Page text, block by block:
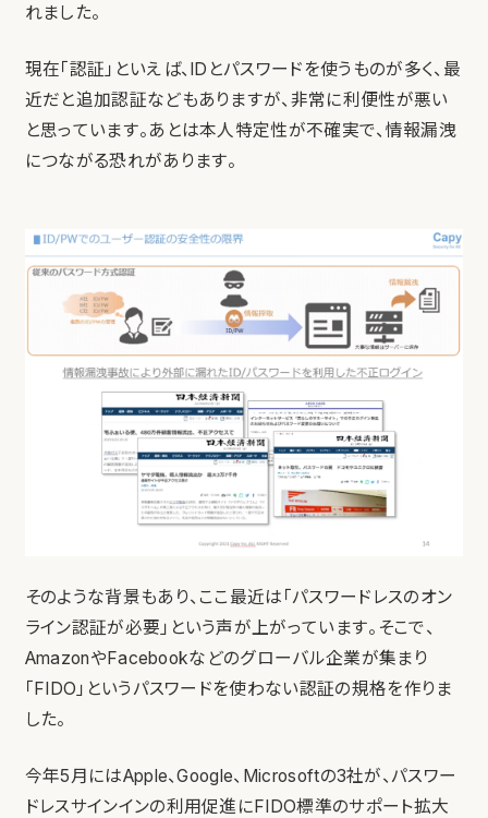
れました。
現在「認証」といえば、IDとパスワードを使うものが多く、最
近だと追加認証などもありますが、非常に利便性が悪い
と思っています。あとは本人特定性が不確実で、情報漏洩
につながる恐れがあります。
そのような背景もあり、ここ最近は「パスワードレスのオン
ライン認証が必要」という声が上がっています。そこで、
AmazonやFacebookなどのグローバル企業が集まり
「FIDO」というパスワードを使わない認証の規格を作りま
した。
今年5月にはApple、Google、Microsoftの3社が、パスワー
ドレスサインインの利用促進にFIDO標準のサポート拡大